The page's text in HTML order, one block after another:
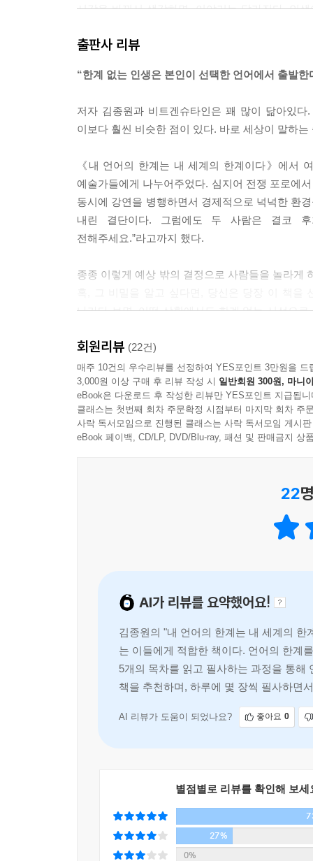
시각을 바꿔서 생각하면, 이야기는 달라진다. 인
생에 ‘가치’를 더할 수 있다.
각을 키울 수 있게 돕는 것이 바로 글쓰기이며, 오
사랑하는 사람들을 초대하는 일이다.
당신이 자신을 위해 분투하고 있다면, 그 꿈과 희
돌렸던 그 사람들도 다시 당신에게 돌아올 것이다.
---「9,200억 원의 계약금을 만든 오타니의 한마디
신을 맡기지 않는다. 그가 잘되는 분명한 이유를
생각하지 말자. 모든 것은 더 나은 내가 되는 과정
---「무엇보다 내 마음 건강이 가장 먼저다」중에서
즐기는 삶도 중요하지만, 그 즐긴 순간을 오랫동
떤 마음으로 무엇을 즐겼는지 알 수 있으며, 감정
---「즐기지만 말고 즐겼던 순간을 글로 써서 남겨
다른지 생각해 보라. 이 2가지를 구분하지 못하
게 배워도 하나도 남지 않는 삶을 살게 된다는 말이
출판사 리뷰
“한계 없는 인생은 본인이 선택한 언어에서 출발한
저자 김종원과 비트겐슈타인은 꽤 많이 닮아있
이보다 훨씬 비슷한 점이 있다. 바로 세상이 말하
《내 언어의 한계는 내 세계의 한계이다》에서
예술가들에게 나누어주었다. 심지어 전쟁 포로에
동시에 강연을 병행하면서 경제적으로 넉넉한 환
내린 결단이다. 그럼에도 두 사람은 결코
전해주세요.”라고까지 했다.
종종 이렇게 예상 밖의 결정으로 사람들을 놀라게
나가다 보면, 어떤 상황에서도 한계 없는 시선으
회원리뷰 (22건)
매주 10건의 우수리뷰를 선정하여 YES포인트 3만원을 드
3,000원 이상 구매 후 리뷰 작성 시 일반회원 300원, 마니
eBook은 다운로드 후 작성한 리뷰만 YES포인트 지급됩니
클래스는 첫번째 회차 주문확정 시점부터 마지막 회차 주
사락 독서모임으로 진행된 클래스는 사락 독서모임 게시
eBook 페이백, CD/LP, DVD/Blu-ray, 패션 및 판매금지 상
22
AI가 리뷰를 요약했어요!
김종원의 "내 언어의 한계는 내 세계의
는 이들에게 적합한 책이다. 언어의 한계
5개의 목차를 읽고 필사하는 과정을 통해
책을 추천하며, 하루에 몇 장씩 필사하면
AI 리뷰가 도움이 되었나요? 좋아요 0
별점별로 리뷰를 확인해 보세
27%
0%